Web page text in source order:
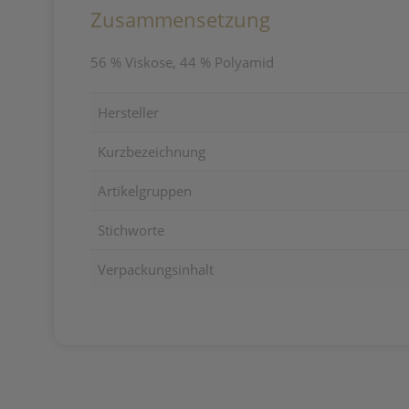
Zusammensetzung
56 % Viskose, 44 % Polyamid
Hersteller
Kurzbezeichnung
Artikelgruppen
Stichworte
Verpackungsinhalt